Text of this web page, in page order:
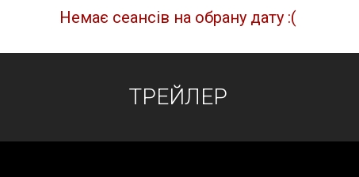
Немає сеансів на обрану дату :(
ТРЕЙЛЕР